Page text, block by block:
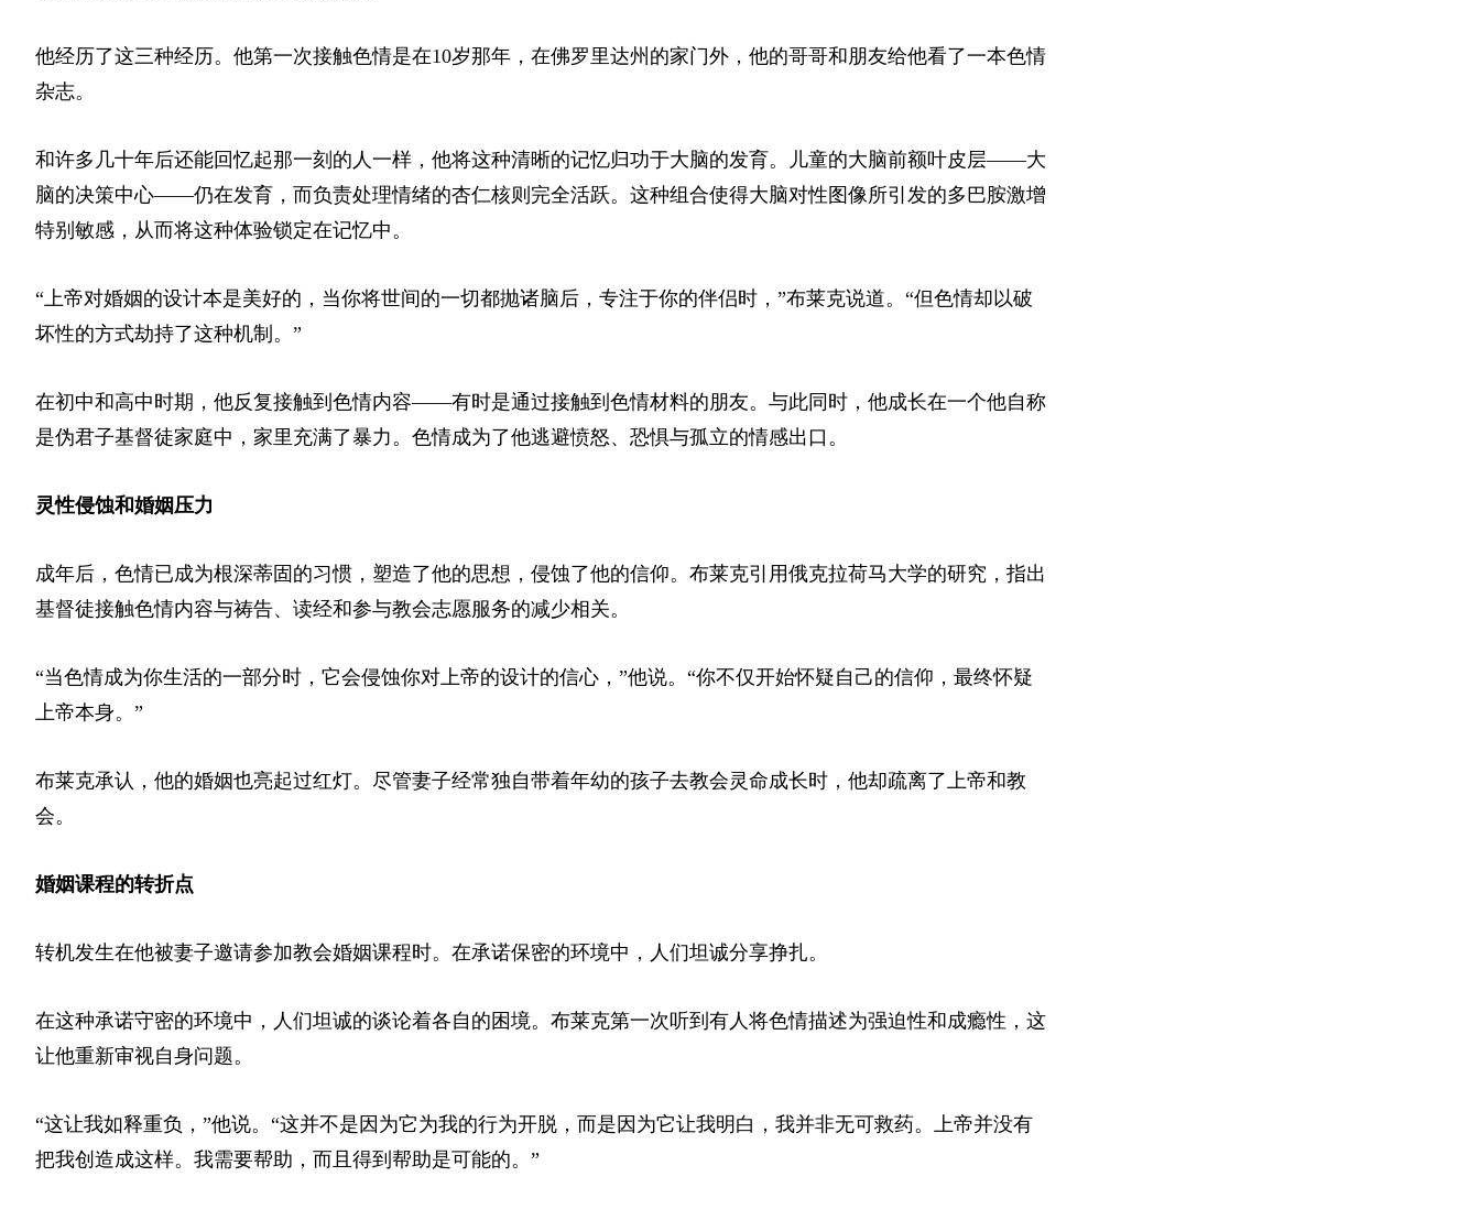
他经历了这三种经历。他第一次接触色情是在10岁那年，在佛罗里达州的家门外，他的哥哥和朋友给他看了一本色情
杂志。
和许多几十年后还能回忆起那一刻的人一样，他将这种清晰的记忆归功于大脑的发育。儿童的大脑前额叶皮层——大
脑的决策中心——仍在发育，而负责处理情绪的杏仁核则完全活跃。这种组合使得大脑对性图像所引发的多巴胺激增
特别敏感，从而将这种体验锁定在记忆中。
“上帝对婚姻的设计本是美好的，当你将世间的一切都抛诸脑后，专注于你的伴侣时，”布莱克说道。“但色情却以破
坏性的方式劫持了这种机制。”
在初中和高中时期，他反复接触到色情内容——有时是通过接触到色情材料的朋友。与此同时，他成长在一个他自称
是伪君子基督徒家庭中，家里充满了暴力。色情成为了他逃避愤怒、恐惧与孤立的情感出口。
灵性侵蚀和婚姻压力
成年后，色情已成为根深蒂固的习惯，塑造了他的思想，侵蚀了他的信仰。布莱克引用俄克拉荷马大学的研究，指出
基督徒接触色情内容与祷告、读经和参与教会志愿服务的减少相关。
“当色情成为你生活的一部分时，它会侵蚀你对上帝的设计的信心，”他说。“你不仅开始怀疑自己的信仰，最终怀疑
上帝本身。”
布莱克承认，他的婚姻也亮起过红灯。尽管妻子经常独自带着年幼的孩子去教会灵命成长时，他却疏离了上帝和教
会。
婚姻课程的转折点
转机发生在他被妻子邀请参加教会婚姻课程时。在承诺保密的环境中，人们坦诚分享挣扎。
在这种承诺守密的环境中，人们坦诚的谈论着各自的困境。布莱克第一次听到有人将色情描述为强迫性和成瘾性，这
让他重新审视自身问题。
“这让我如释重负，”他说。“这并不是因为它为我的行为开脱，而是因为它让我明白，我并非无可救药。上帝并没有
把我创造成这样。我需要帮助，而且得到帮助是可能的。”